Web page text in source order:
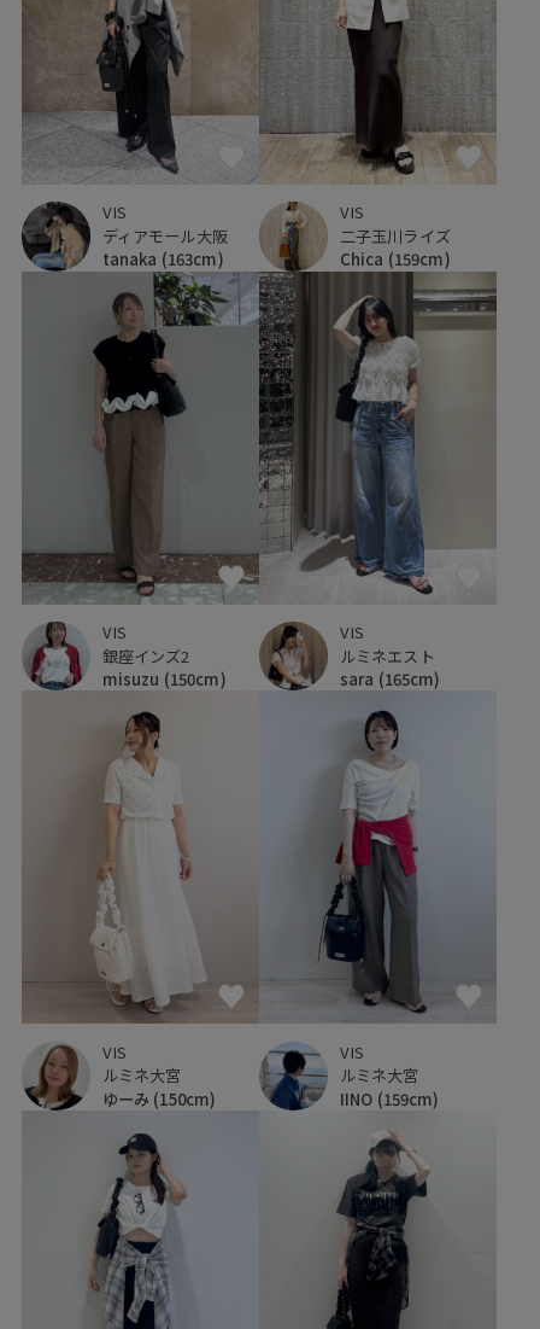
VIS
ディアモール大阪
tanaka (163cm)
VIS
二子玉川ライズ
Chica (159cm)
VIS
銀座インズ2
misuzu (150cm)
VIS
ルミネエスト
sara (165cm)
VIS
ルミネ大宮
ゆーみ (150cm)
VIS
ルミネ大宮
IINO (159cm)